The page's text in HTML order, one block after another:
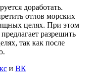
доработать.
отлов морских
целях. При этом
разрешить
так как после
и ВК